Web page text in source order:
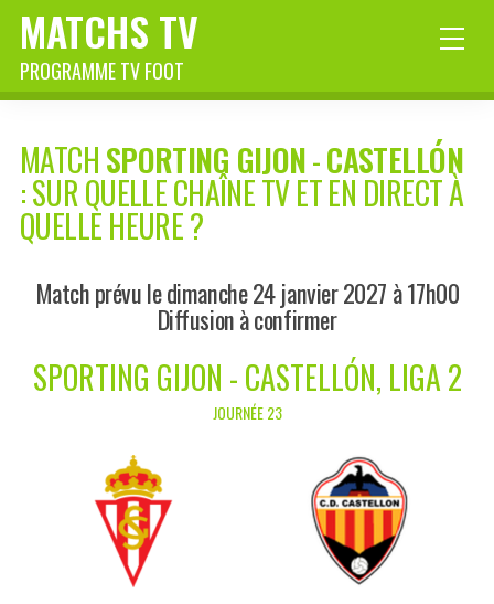
MATCHS TV
PROGRAMME TV FOOT
MATCHSPORTING GIJON-CASTELLÓN
: SUR QUELLE CHAÎNE TV ET EN DIRECT À
QUELLE HEURE ?
Match prévu le dimanche 24 janvier 2027 à 17h00
Diffusion à confirmer
SPORTING GIJON - CASTELLÓN, LIGA 2
JOURNÉE 23